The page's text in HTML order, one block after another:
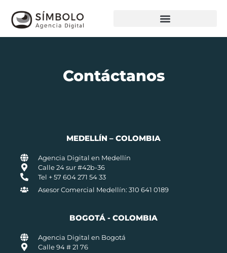
Contáctanos
MEDELLÍN – COLOMBIA
Agencia Digital en Medellín
Calle 24 sur #42b-36
Tel + 57 604 271 54 33
Asesor Comercial Medellín: 310 641 0189
BOGOTÁ - COLOMBIA
Agencia Digital en Bogotá
Calle 94 # 21 76